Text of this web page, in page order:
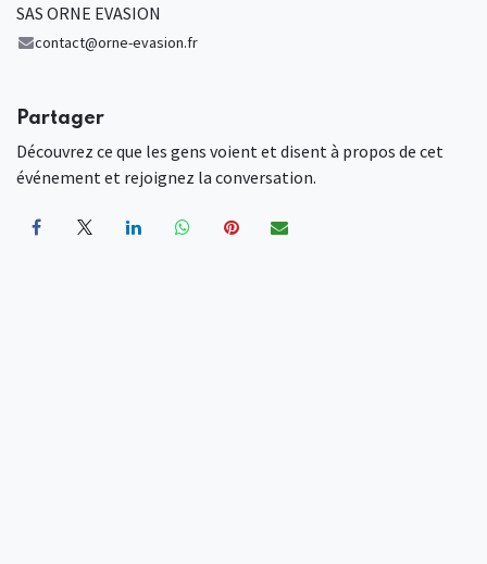
SAS ORNE EVASION
contact@orne-evasion.fr
Partager
Découvrez ce que les gens voient et disent à propos de cet
événement et rejoignez la conversation.